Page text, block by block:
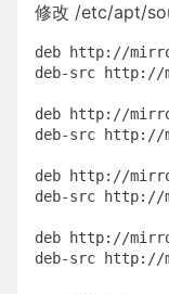
修改 /etc/apt/
deb http://
deb-src http://
deb http://
deb-src http://
deb http://
deb-src http://
deb http://
deb-src http://